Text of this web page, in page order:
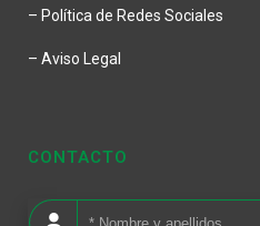
– Política de Redes Sociales
– Aviso Legal
CONTACTO